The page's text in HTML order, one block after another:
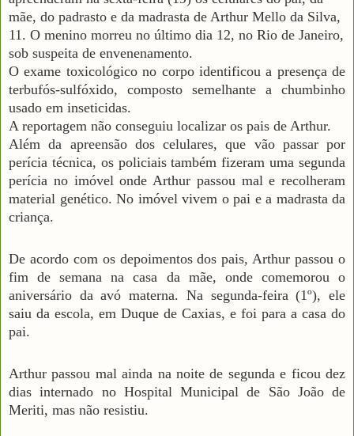
mãe, do padrasto e da madrasta de Arthur Mello da Silva,
11. O menino morreu no último dia 12, no Rio de Janeiro,
sob suspeita de envenenamento.
O exame toxicológico no corpo identificou a presença de
terbufós-sulfóxido, composto semelhante a chumbinho
usado em inseticidas.
A reportagem não conseguiu localizar os pais de Arthur.
Além da apreensão dos celulares, que vão passar por
perícia técnica, os policiais também fizeram uma segunda
perícia no imóvel onde Arthur passou mal e recolheram
material genético. No imóvel vivem o pai e a madrasta da
criança.
De acordo com os depoimentos dos pais, Arthur passou o
fim de semana na casa da mãe, onde comemorou o
aniversário da avó materna. Na segunda-feira (1º), ele
saiu da escola, em Duque de Caxias, e foi para a casa do
pai.
Arthur passou mal ainda na noite de segunda e ficou dez
dias internado no Hospital Municipal de São João de
Meriti, mas não resistiu.